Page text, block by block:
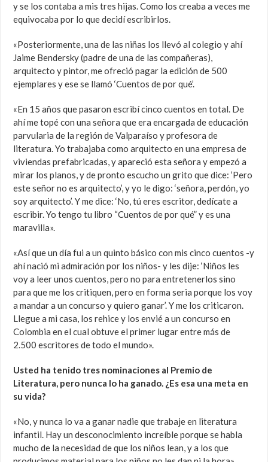
y se los contaba a mis tres hijas. Como los creaba a veces me
equivocaba por lo que decidí escribirlos.
«Posteriormente, una de las niñas los llevó al colegio y ahí
Jaime Bendersky (padre de una de las compañeras),
arquitecto y pintor, me ofreció pagar la edición de 500
ejemplares y ese se llamó ‘Cuentos de por qué’.
«En 15 años que pasaron escribí cinco cuentos en total. De
ahí me topé con una señora que era encargada de educación
parvularia de la región de Valparaíso y profesora de
literatura. Yo trabajaba como arquitecto en una empresa de
viviendas prefabricadas, y apareció esta señora y empezó a
mirar los planos, y de pronto escucho un grito que dice: ‘Pero
este señor no es arquitecto’, y yo le digo: ‘señora, perdón, yo
soy arquitecto’. Y me dice: ‘No, tú eres escritor, dedícate a
escribir. Yo tengo tu libro “Cuentos de por qué” y es una
maravilla».
«Así que un día fui a un quinto básico con mis cinco cuentos -y
ahí nació mi admiración por los niños- y les dije: ‘Niños les
voy a leer unos cuentos, pero no para entretenerlos sino
para que me los critiquen, pero en forma seria porque los voy
a mandar a un concurso y quiero ganar’. Y me los criticaron.
Llegue a mi casa, los rehice y los envié a un concurso en
Colombia en el cual obtuve el primer lugar entre más de
2.500 escritores de todo el mundo».
Usted ha tenido tres nominaciones al Premio de
Literatura, pero nunca lo ha ganado. ¿Es esa una meta en
su vida?
«No, y nunca lo va a ganar nadie que trabaje en literatura
infantil. Hay un desconocimiento increíble porque se habla
mucho de la necesidad de que los niños lean, y a los que